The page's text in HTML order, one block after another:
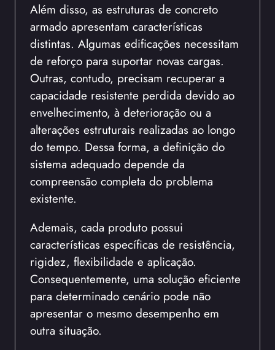
Além disso, as estruturas de concreto
armado apresentam características
distintas. Algumas edificações necessitam
de reforço para suportar novas cargas.
Outras, contudo, precisam recuperar a
capacidade resistente perdida devido ao
envelhecimento, à deterioração ou a
alterações estruturais realizadas ao longo
do tempo. Dessa forma, a definição do
sistema adequado depende da
compreensão completa do problema
existente.
Ademais, cada produto possui
características específicas de resistência,
rigidez, flexibilidade e aplicação.
Consequentemente, uma solução eficiente
para determinado cenário pode não
apresentar o mesmo desempenho em
outra situação.